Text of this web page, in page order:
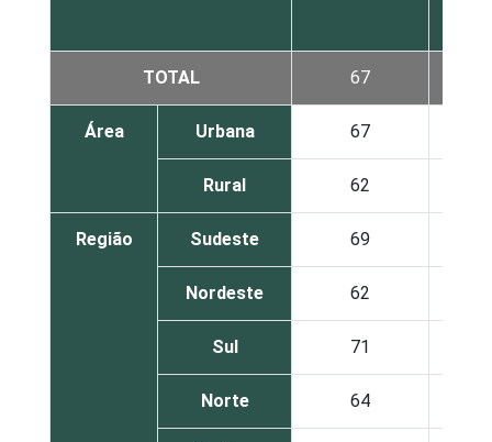
TOTAL 67
Área Urbana 67
Rural 62
Região Sudeste 69
Nordeste 62
Sul 71
Norte 64